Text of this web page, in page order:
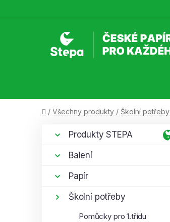
Domů
/ Všechny produkty / Školní potřeby
Přeskočit
kategorie
Produkty STEPA
Balení
Papír
Školní potřeby
Pomůcky pro 1.třídu